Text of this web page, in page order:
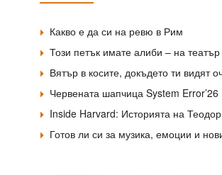
Какво е да си на ревю в Рим
Този петък имате алиби – на театър
Вятър в косите, докъдето ти видят
Червената шапчица System Error’26
Inside Harvard: Историята на
Готов ли си за музика, емоции и